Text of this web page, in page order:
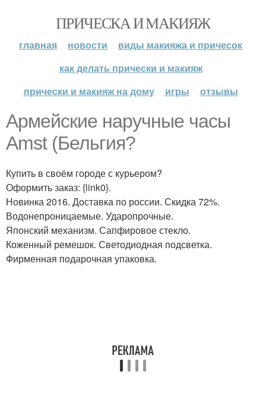
ПРИЧЕСКА И МАКИЯЖ
главная новости
виды макияжа и причесок
как делать прически и макияж
прически и макияж на дому
игры отзывы
Армейские наручные часы
Amst (Бельгия?
Купить в своём городе с курьером?
Оформить заказ: {link0}.
Новинка 2016. Доставка по россии. Скидка 72%.
Водонепроницаемые. Ударопрочные.
Японский механизм. Сапфировое стекло.
Коженный ремешок. Светодиодная подсветка.
Фирменная подарочная упаковка.